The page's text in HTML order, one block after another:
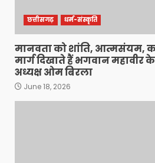
छत्तीसगढ़ धर्म-संस्कृति
मानवता को शांति, आत्मसंयम,
मार्ग दिखाते हैं भगवान महावीर
अध्यक्ष ओम बिरला
June 18, 2026